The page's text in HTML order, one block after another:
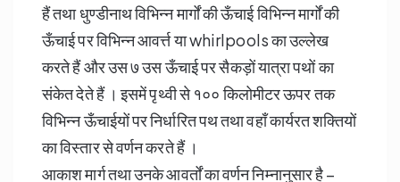
हैं तथा धुण्डीनाथ विभिन्न मार्गों की ऊँचाई विभिन्न मार्गों की
ऊँचाई पर विभिन्न आवर्त्त या whirlpools का उल्लेख
करते हैं और उस ७ उस ऊँचाई पर सैकड़ों यात्रा पथों का
संकेत देते हैं । इसमें पृथ्वी से १०० किलोमीटर ऊपर तक
विभिन्न ऊँचाईयों पर निर्धारित पथ तथा वहाँ कार्यरत शक्तियों
का विस्तार से वर्णन करते हैं ।
आकाश मार्ग तथा उनके आवर्तों का वर्णन निम्नानुसार है –